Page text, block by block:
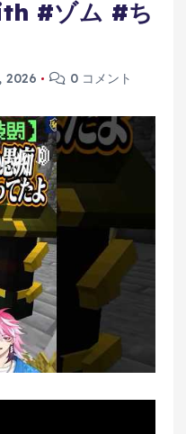
#ゾム #ち
2026 0 コメント